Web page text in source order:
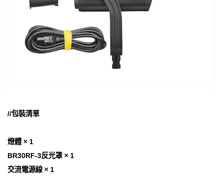
//包裝清單
燈體 × 1
BR30RF-3反光罩 × 1
交流電源線 × 1